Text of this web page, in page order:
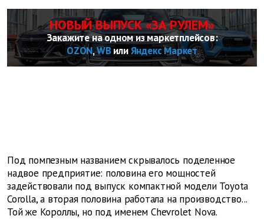
НОВЫЙ ВЫПУСК «ЗА РУЛЕМ»
Закажите на одном из маркетплейсов:
OZON,WBилиЯндекс Маркет
Под помпезным названием скрывалось поделенное
надвое предприятие: половина его мощностей
задействовали под выпуск компактной модели Toyota
Corolla, а вторая половина работала на производство...
Той же Короллы, но под именем Chevrolet Nova.